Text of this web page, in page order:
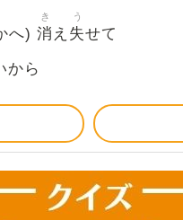
へ) 消
き
え 失
う
せて
から